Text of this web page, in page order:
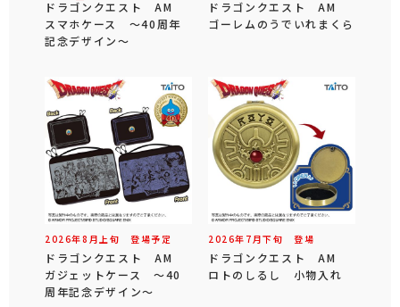
ドラゴンクエスト AM
スマホケース ～40周年
記念デザイン～
ドラゴンクエスト AM
ゴーレムのうでいれまくら
2026年8 月 上旬 登場予定
ドラゴンクエスト AM
ガジェットケース ～40
周年記念デザイン～
2026年 7 月下旬 登場
ドラゴンクエスト AM
ロトのしるし 小物入れ